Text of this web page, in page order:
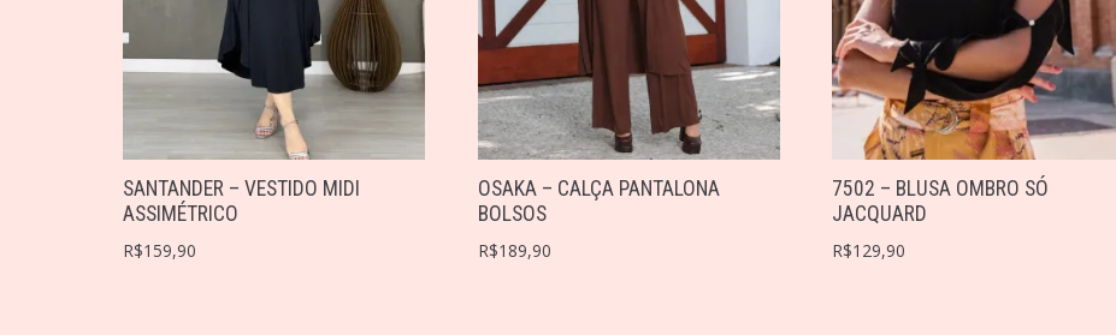
SANTANDER – VESTIDO MIDI
ASSIMÉTRICO
R$159,90
OSAKA – CALÇA PANTALONA
BOLSOS
R$189,90
7502 – BLUSA OMBRO SÓ
JACQUARD
R$129,90